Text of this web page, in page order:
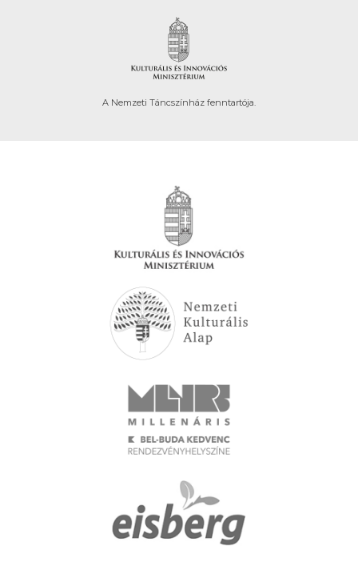
A Nemzeti Táncszínház fenntartója.